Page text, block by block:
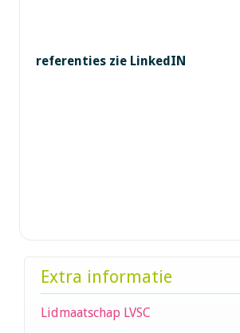
referenties zie LinkedIN
Extra informatie
Lidmaatschap LVSC